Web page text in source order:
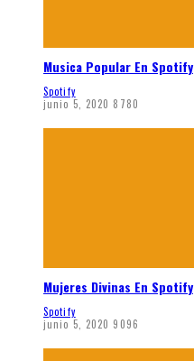
Musica Popular En Spotify
Spotify
junio 5, 2020 8780
Mujeres Divinas En Spotify
Spotify
junio 5, 2020 9096